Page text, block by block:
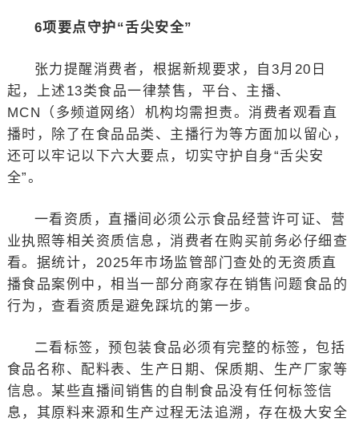
6项要点守护“舌尖安全”
张力提醒消费者，根据新规要求，自3月20日
起，上述13类食品一律禁售，平台、主播、
MCN（多频道网络）机构均需担责。消费者观看直
播时，除了在食品品类、主播行为等方面加以留心，
还可以牢记以下六大要点，切实守护自身“舌尖安
全”。
一看资质，直播间必须公示食品经营许可证、营
业执照等相关资质信息，消费者在购买前务必仔细查
看。据统计，2025年市场监管部门查处的无资质直
播食品案例中，相当一部分商家存在销售问题食品的
行为，查看资质是避免踩坑的第一步。
二看标签，预包装食品必须有完整的标签，包括
食品名称、配料表、生产日期、保质期、生产厂家等
信息。某些直播间销售的自制食品没有任何标签信
息，其原料来源和生产过程无法追溯，存在极大安全